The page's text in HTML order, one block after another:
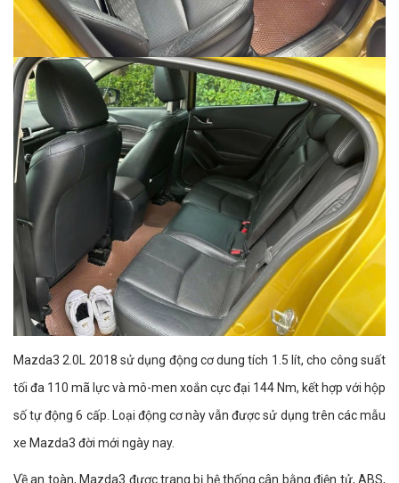
Mazda3 2.0L 2018 sử dụng động cơ dung tích 1.5 lít, cho công suất
tối đa 110 mã lực và mô-men xoắn cực đại 144 Nm, kết hợp với hộp
số tự động 6 cấp. Loại động cơ này vẫn được sử dụng trên các mẫu
xe Mazda3 đời mới ngày nay.
Về an toàn, Mazda3 được trang bị hệ thống cân bằng điện tử, ABS,